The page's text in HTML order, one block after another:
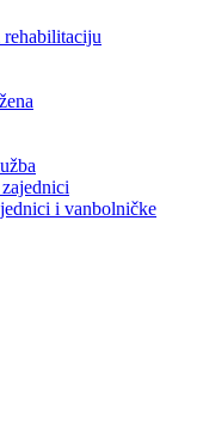
i vanbolničke